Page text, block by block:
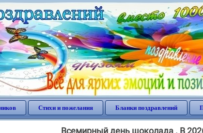
Стихи и пожелания Бланки поздравлений
Всемирный день шоколада . В